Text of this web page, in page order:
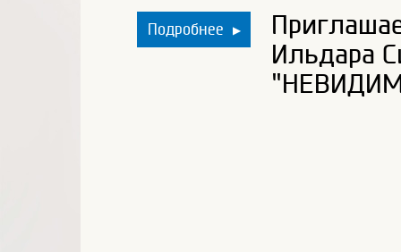
Подробнее ▶
Ильдара